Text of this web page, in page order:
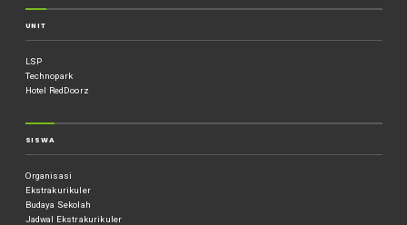
UNIT
LSP
Technopark
Hotel RedDoorz
SISWA
Organisasi
Ekstrakurikuler
Budaya Sekolah
Jadwal Ekstrakurikuler